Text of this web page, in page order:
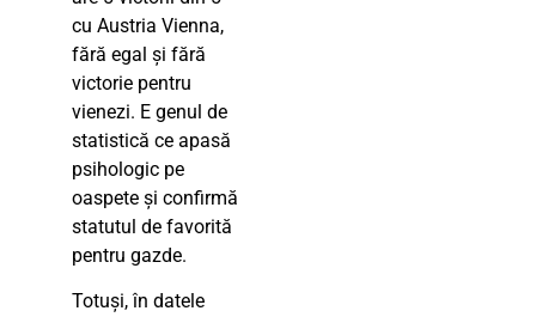
cu Austria Vienna,
fără egal și fără
victorie pentru
vienezi. E genul de
statistică ce apasă
psihologic pe
oaspete și confirmă
statutul de favorită
pentru gazde.
Totuși, în datele